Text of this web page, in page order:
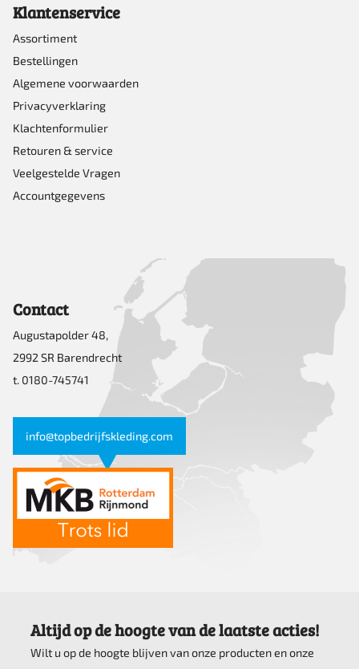
Klantenservice
Assortiment
Bestellingen
Algemene voorwaarden
Privacyverklaring
Klachtenformulier
Retouren & service
Veelgestelde Vragen
Accountgegevens
Contact
Augustapolder 48,
2992 SR Barendrecht
t. 0180-745741
info@topbedrijfskleding.com
Altijd op de hoogte van de laatste acties!
Wilt u op de hoogte blijven van onze producten en onze